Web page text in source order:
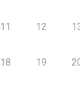
11 12
18 19